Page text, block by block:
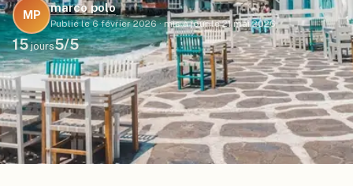
MP
marco polo
Publié le 6 février 2026·mis à jour le 21 mai 2026
15jours5/5